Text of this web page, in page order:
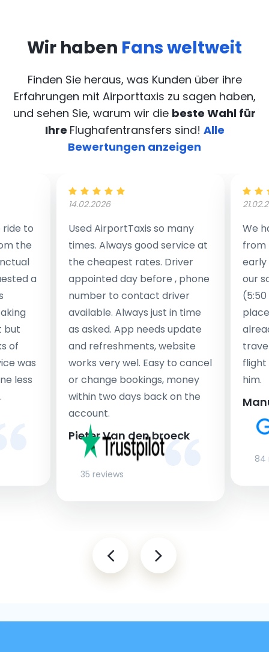
Wir haben Fans weltweit
Finden Sie heraus, was Kunden über ihre
Erfahrungen mit Airporttaxis zu sagen haben,
und sehen Sie, warum wir die beste Wahl für
Ihre Flughafentransfers sind! Alle
Bewertungen anzeigen
to
the
a
but
of
was
less
14.02.2026
Used AirportTaxis so many
times. Always good service at
the cheapest rates. Driver
appointed day before , phone
number to contact driver
available. Always just in time
as asked. App needs update
and refreshments, website
works very wel. Easy to cancel
or change bookings, money
within two days back on the
account.
Pieter Van den broeck
35 reviews
We
from
early
our
flight
him.
84